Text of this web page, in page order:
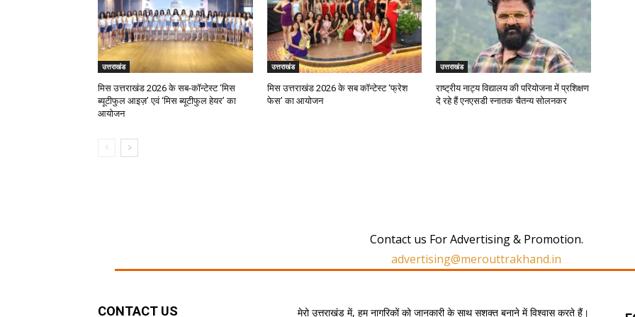
उत्तराखंड
मिस उत्तराखंड 2026 के सब-कॉन्टेस्ट ‘मिस
ब्यूटीफुल आइज़’ एवं ‘मिस ब्यूटीफुल हेयर’ का
आयोजन
उत्तराखंड
मिस उत्तराखंड 2026 के सब कॉन्टेस्ट ‘फ्रेश
फेस’ का आयोजन
उत्तराखंड
राष्ट्रीय नाट्य विद्यालय की परियोजना में प्रशिक्षण
दे रहे हैं एनएसडी स्नातक चैतन्य सोलनकर
Contact us For Advertising & Promotion.
advertising@merouttrakhand.in
CONTACT US मेरो उत्तराखंड में, हम नागरिकों को जानकारी के साथ सशक्त बनाने में विश्वास करते हैं।